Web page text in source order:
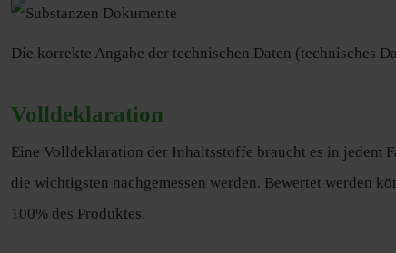
Die korrekte Angabe der technischen Daten (technisches
Volldeklaration
Eine Volldeklaration der Inhaltsstoffe braucht es in jedem
die wichtigsten nachgemessen werden. Bewertet werden
100% des Produktes.